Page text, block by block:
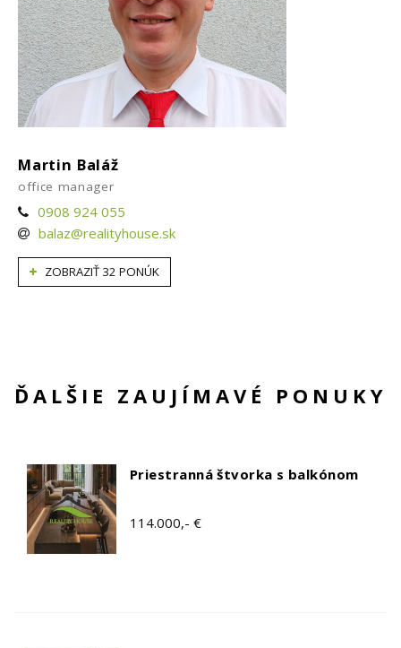
Martin Baláž
office manager
0908 924 055
balaz@realityhouse.sk
ZOBRAZIŤ 32 PONÚK
ĎALŠIE ZAUJÍMAVÉ PONUKY
Priestranná štvorka s balkónom
114.000,- €